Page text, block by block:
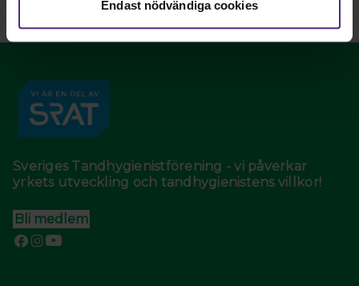
Endast nödvändiga cookies
Sveriges Tandhygienistförening - vi påverkar
yrkets utveckling och tandhygienistens villkor!
Bli medlem